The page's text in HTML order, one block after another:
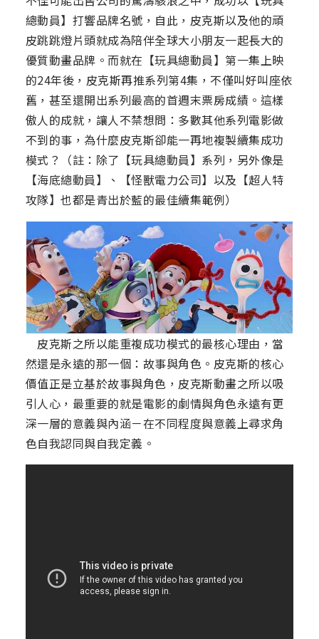
總動員】打響品牌名號，自此，皮克斯以及他的頑
皮跳跳燈片頭就成為陪伴全球大小朋友一起長大的
優質動畫品牌。而就在【玩具總動員】第一集上映
的24年後，皮克斯再推系列第4集，不僅叫好叫座依
舊，甚至還開出系列最高的首週末票房成績。這樣
傲人的成就，讓人不禁想問：多數其他系列電影做
不到的事，為什麼皮克斯卻能一再地複製續集成功
模式？（註：除了【玩具總動員】系列，另外像是
【海底總動員】、【怪獸電力公司】以及【超人特
攻隊】也都是青出於藍的最佳續集範例）
皮克斯之所以能重複成功模式的最核心理由，當
然還是永遠的那一個：故事與角色。皮克斯的核心
價值正是立基於故事與角色，皮克斯動畫之所以吸
引人心，最重要的就是電影的劇情與角色永遠有更
深一層的意義與內涵－在不同程度與意義上尋求角
色自我認同與自我定義。